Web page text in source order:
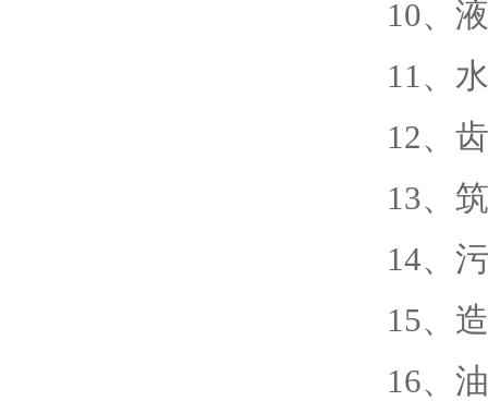
10、
11、
12、
13、
14、
15、
16、